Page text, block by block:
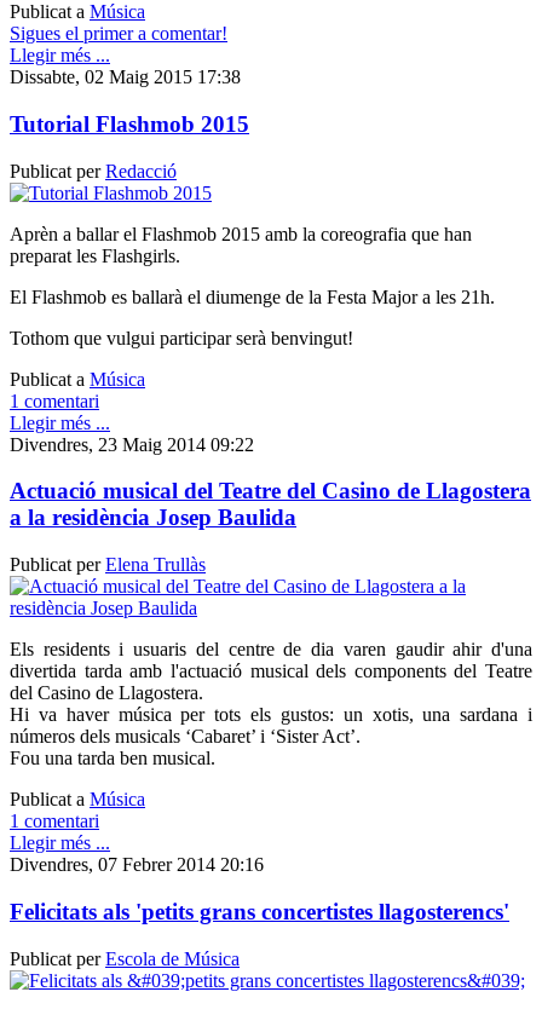
Publicat a Música
Sigues el primer a comentar!
Llegir més ...
Dissabte, 02 Maig 2015 17:38
Tutorial Flashmob 2015
Publicat perRedacció
Aprèn a ballar el Flashmob 2015 amb la coreografia que han
preparat les Flashgirls.
El Flashmob es ballarà el diumenge de la Festa Major a les 21h.
Tothom que vulgui participar serà benvingut!
Publicat a Música
1 comentari
Llegir més ...
Divendres, 23 Maig 2014 09:22
Actuació musical del Teatre del Casino de Llagostera
a la residència Josep Baulida
Publicat perElena Trullàs
Els residents i usuaris del centre de dia varen gaudir ahir d'una
divertida tarda amb l'actuació musical dels components del Teatre
del Casino de Llagostera.
Hi va haver música per tots els gustos: un xotis, una sardana i
números dels musicals ‘Cabaret’ i ‘Sister Act’.
Fou una tarda ben musical.
Publicat a Música
1 comentari
Llegir més ...
Divendres, 07 Febrer 2014 20:16
Felicitats als 'petits grans concertistes llagosterencs'
Publicat perEscola de Música